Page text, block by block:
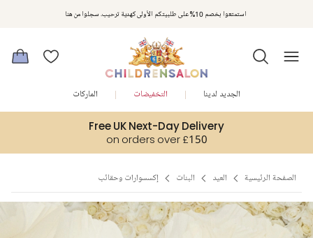
استمتعوا بخصم 10% على طلبيتكم الأولى كهدية ترحيب. سجلوا من هنا
مكافآت تشلدرن صالون | اجمعوا النقاط مع كل عملية شراء لتحصلوا على هدايا حصرية وعروض مصممة خصيصا لتلبي
متطلباتكم
Free UK Next-Day Delivery
on orders over £150
الجديد لدينا التخفيضات الماركات
الصفحة الرئيسية العيد البنات إكسسوارات وحقائب